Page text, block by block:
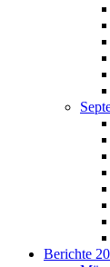
Berichte